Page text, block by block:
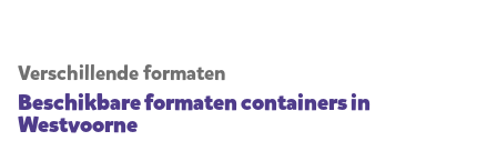
Verschillende formaten
Beschikbare formaten containers in
Westvoorne